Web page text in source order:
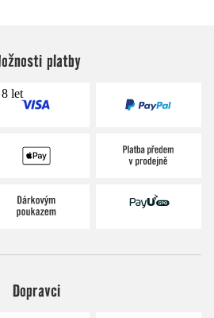
let
platby
Dopravci